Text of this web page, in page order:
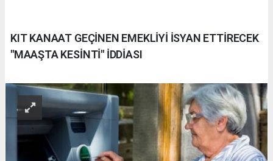
KIT KANAAT GEÇİNEN EMEKLİYİ İSYAN ETTİRECEK
"MAAŞTA KESİNTİ" İDDİASI